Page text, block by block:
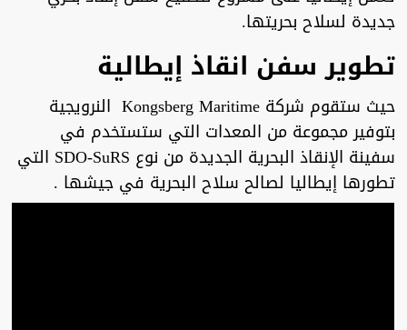
جديدة لسلاح بحريتها.
تطوير سفن انقاذ إيطالية
حيث ستقوم شركة Kongsberg Maritime النرويجية
بتوفير مجموعة من المعدات التي ستستخدم في
سفينة الإنقاذ البحرية الجديدة من نوع SDO-SuRS التي
تطورها إيطاليا لصالح سلاح البحرية في جيشها .